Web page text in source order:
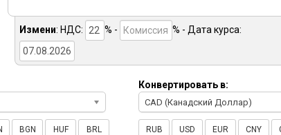
Измени: НДС: % - % - Дата курса:
BGN HUF BRL
Конвертировать в:
CAD (Канадский Доллар)
RUB USD EUR CNY